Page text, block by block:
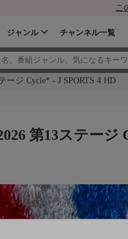
こ
ジャンル チャンネル一覧
ージ Cycle* - J SPORTS 4 HD
第13ステージ